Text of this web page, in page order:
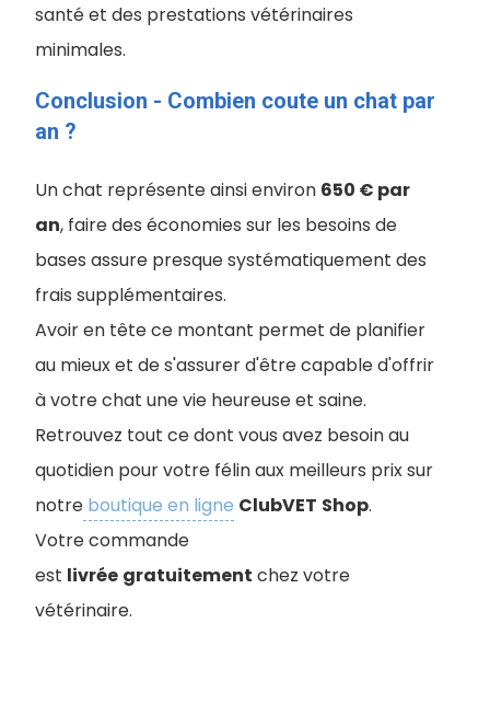
santé et des prestations vétérinaires
minimales.
Conclusion - Combien coute un chat par
an ?
Un chat représente ainsi environ 650 € par
an, faire des économies sur les besoins de
bases assure presque systématiquement des
frais supplémentaires.
Avoir en tête ce montant permet de planifier
au mieux et de s'assurer d'être capable d'offrir
à votre chat une vie heureuse et saine.
Retrouvez tout ce dont vous avez besoin au
quotidien pour votre félin aux meilleurs prix sur
notre boutique en ligne ClubVET Shop.
Votre commande
est livrée gratuitement chez votre
vétérinaire.